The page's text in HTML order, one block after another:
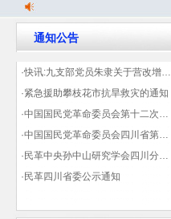
通知公告
·快讯:九支部党员朱隶关于营改增信息宣传力度的建议那篇已被省政协采用
·紧急援助攀枝花市抗旱救灾的通知
·中国国民党革命委员会第十二次全国代表大会代表登记表（下载）
·中国国民党革命委员会四川省第十一次代表大会代表登记表（下载）
·民革中央孙中山研究学会四川分会领导机构及成员名单
·民革四川省委公示通知